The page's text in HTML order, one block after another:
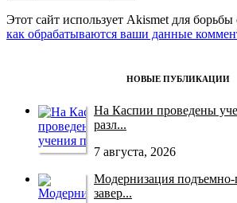
Этот сайт использует Akismet для
как обрабатываются ваши данные
НОВЫЕ ПУБЛИКАЦИИ
На Каспии проведены
разл...
7 августа, 2026
Модернизация подъемно-
завер...